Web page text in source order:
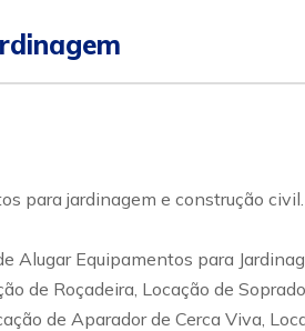
para jardinagem e construção civil.
Equipamentos para
de Roçadeira, Locação de
de Aparador de Cerca Viva,